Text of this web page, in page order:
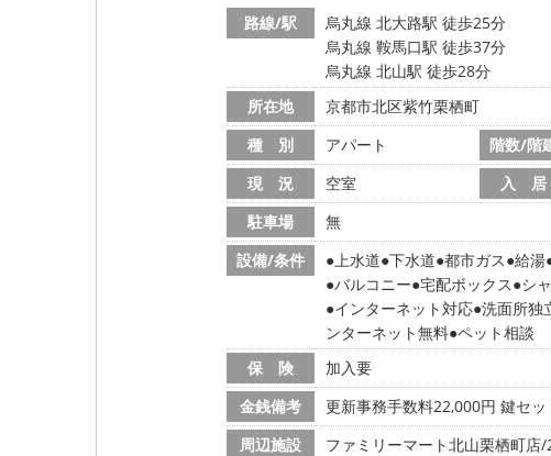
路線/駅
烏丸線 北大路駅 徒歩25分
烏丸線 鞍馬口駅 徒歩37分
烏丸線 北山駅 徒歩28分
所在地
京都市北区紫竹栗栖町
種 別
アパート 階数/階
現 況
空室 入 居
駐車場
無
設備/条件
上水道 下水道 都市ガス 給湯
バルコニー 宅配ボックス シ
インターネット対応 洗面所独
ンターネット無料 ペット相談
保 険
加入要
金銭備考
更新事務手数料22,000円 鍵セ
周辺施設
ファミリーマート北山栗栖町店